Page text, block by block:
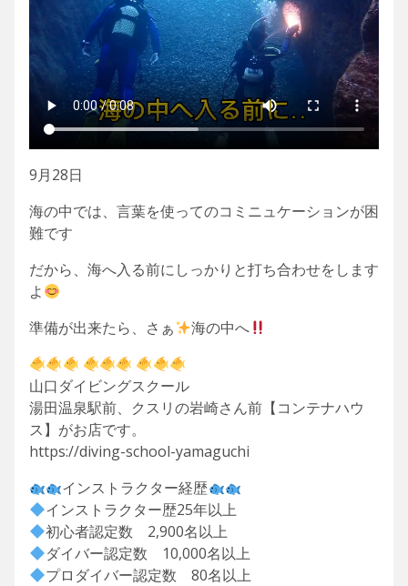
9月28日
海の中では、言葉を使ってのコミニュケーションが困
難です
だから、海へ入る前にしっかりと打ち合わせをします
よ
準備が出来たら、さぁ
海の中へ
山口ダイビングスクール
湯田温泉駅前、クスリの岩崎さん前【コンテナハウ
ス】がお店です。
https://diving-school-yamaguchi
インストラクター経歴
インストラクター歴25年以上
初心者認定数 2,900名以上
ダイバー認定数 10,000名以上
プロダイバー認定数 80名以上